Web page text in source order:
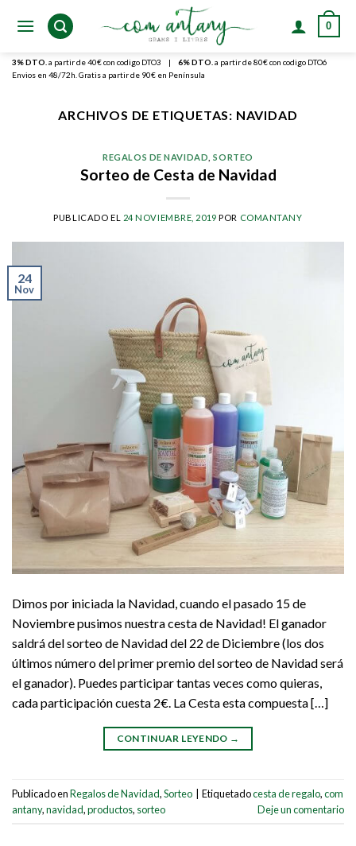
0
3% DTO. a partir de 40€ con codigo DTO3 | 6% DTO. a partir de 80€ con codigo DTO6
Envios en 48/72h. Gratis a partir de 90€ en Península
ARCHIVOS DE ETIQUETAS: NAVIDAD
REGALOS DE NAVIDAD ,SORTEO
Sorteo de Cesta de Navidad
PUBLICADO EL 24 NOVIEMBRE, 2019 POR COMANTANY
24
Nov
Dimos por iniciada la Navidad, cuando el pasado 15 de
Noviembre pusimos nuestra cesta de Navidad! El ganador
saldrá del sorteo de Navidad del 22 de Diciembre (los dos
últimos número del primer premio del sorteo de Navidad será
el ganador). Puedes participar tantas veces como quieras,
cada participación cuesta 2€. La Cesta esta compuesta […]
CONTINUAR LEYENDO →
Publicado enRegalos de Navidad,Sorteo Etiquetadocesta de regalo,com
antany,navidad,productos, sorteo Deje un comentario